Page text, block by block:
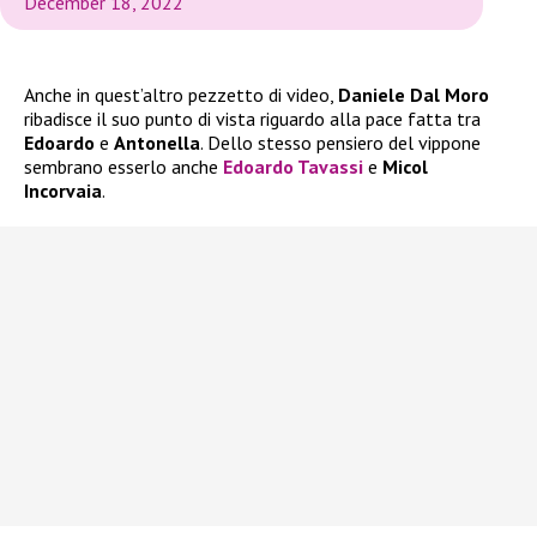
Anche in quest’altro pezzetto di video, Daniele Dal Moro
ribadisce il suo punto di vista riguardo alla pace fatta tra
Edoardo e Antonella. Dello stesso pensiero del vippone
sembrano esserlo anche Edoardo Tavassi e Micol
Incorvaia.